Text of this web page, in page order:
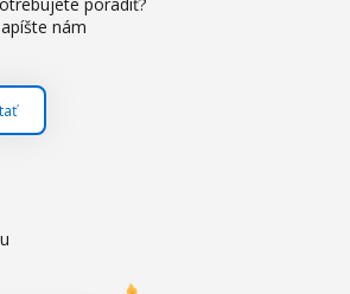
poradiť?
nám